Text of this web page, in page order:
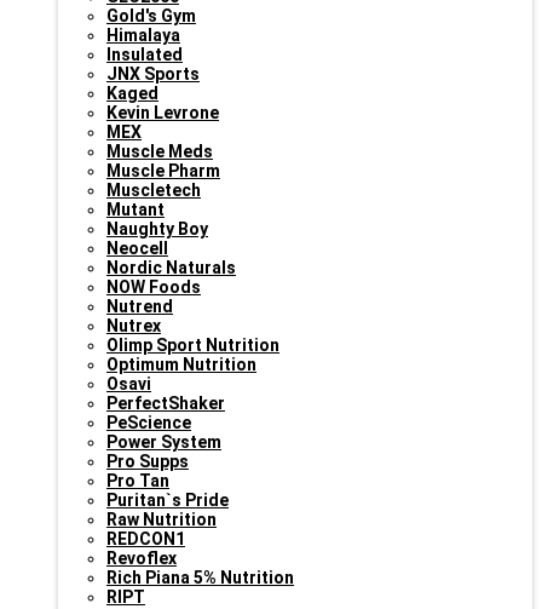
Gold's Gym
Himalaya
Insulated
JNX Sports
Kaged
Kevin Levrone
MEX
Muscle Meds
Muscle Pharm
Muscletech
Mutant
Naughty Boy
Neocell
Nordic Naturals
NOW Foods
Nutrend
Nutrex
Olimp Sport Nutrition
Optimum Nutrition
Osavi
PerfectShaker
PeScience
Power System
Pro Supps
Pro Tan
Puritan`s Pride
Raw Nutrition
REDCON1
Revoflex
Rich Piana 5% Nutrition
RIPT